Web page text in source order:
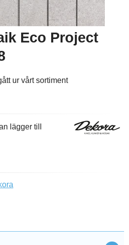
Eco Project
ur vårt sortiment
lägger till